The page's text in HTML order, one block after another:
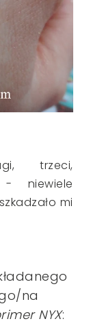
trzeci,
- niewiele
mi
na
NYX: